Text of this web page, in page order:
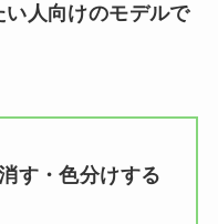
人向けのモデルで
す・色分けする